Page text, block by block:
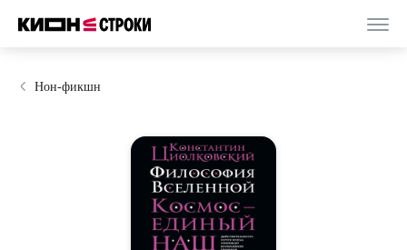
Нон-фикшн